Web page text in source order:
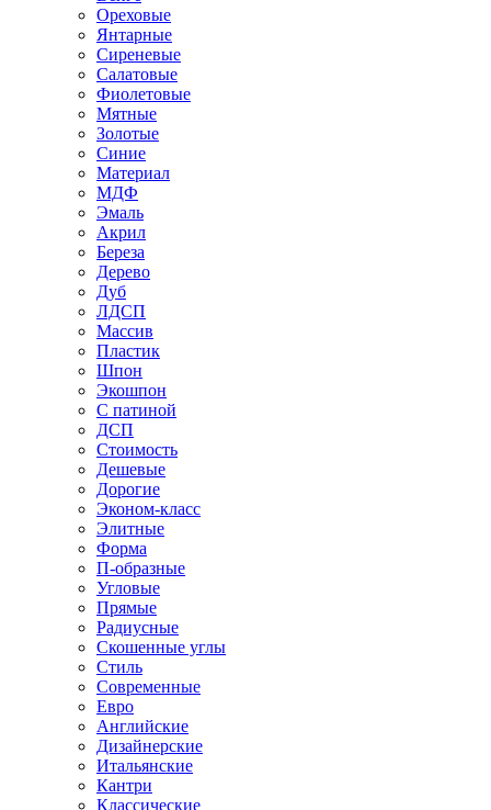
Ореховые
Янтарные
Сиреневые
Салатовые
Фиолетовые
Мятные
Золотые
Синие
Материал
МДФ
Эмаль
Акрил
Береза
Дерево
Дуб
ЛДСП
Массив
Пластик
Шпон
Экошпон
С патиной
ДСП
Стоимость
Дешевые
Дорогие
Эконом-класс
Элитные
Форма
П-образные
Угловые
Прямые
Радиусные
Скошенные углы
Стиль
Современные
Евро
Английские
Дизайнерские
Итальянские
Кантри
Классические